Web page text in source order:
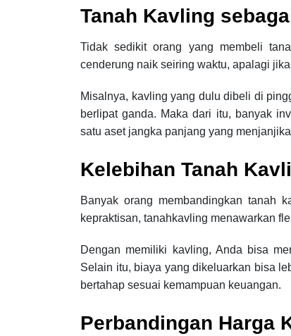
Tanah Kavling
Tidak sedikit orang yang membeli
cenderung naik seiring waktu, apalagi
Misalnya, kavling yang dulu dibeli di
berlipat ganda. Maka dari itu, banyak
satu aset jangka panjang yang
Kelebihan Tanah
Banyak orang membandingkan tanah
kepraktisan, tanahkavling menawarkan
Dengan memiliki kavling, Anda bisa
Selain itu, biaya yang dikeluarkan bisa
bertahap sesuai kemampuan keuangan.
Perbandingan Harga